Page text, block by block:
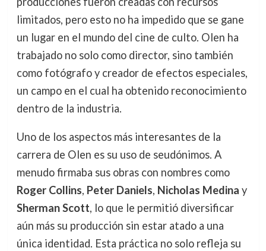
limitados, pero esto no ha impedido que se gane
un lugar en el mundo del cine de culto. Olen ha
trabajado no solo como director, sino también
como fotógrafo y creador de efectos especiales,
un campo en el cual ha obtenido reconocimiento
dentro de la industria.
Uno de los aspectos más interesantes de la
carrera de Olen es su uso de seudónimos. A
menudo firmaba sus obras con nombres como
Roger Collins, Peter Daniels, Nicholas Medina y
Sherman Scott, lo que le permitió diversificar
aún más su producción sin estar atado a una
única identidad. Esta práctica no solo refleja su